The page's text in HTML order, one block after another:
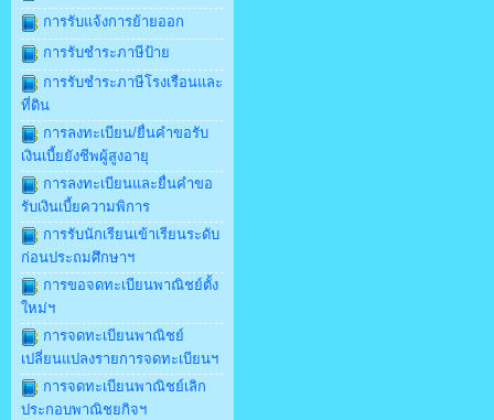
การรับแจ้งการย้ายออก
การรับชำระภาษีป้าย
การรับชำระภาษีโรงเรือนและ
ที่ดิน
การลงทะเบียน/ยื่นคำขอรับ
เงินเบี้ยยังชีพผู้สูงอายุ
การลงทะเบียนและยื่นคำขอ
รับเงินเบี้ยความพิการ
การรับนักเรียนเข้าเรียนระดับ
ก่อนประถมศึกษาฯ
การขอจดทะเบียนพาณิชย์ตั้ง
ใหม่ฯ
การจดทะเบียนพาณิชย์
เปลี่ยนแปลงรายการจดทะเบียนฯ
การจดทะเบียนพาณิชย์เลิก
ประกอบพาณิชยกิจฯ